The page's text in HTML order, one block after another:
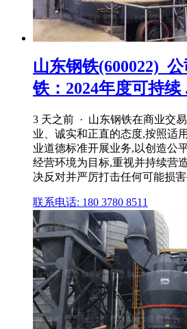
山东钢铁(600022)_
铁：2024年度可持续
3 天之前 · 山东钢铁在商业交
业、诚实和正直的态度,按照适
业道德标准开展业务,以创造公
经营环境为目标,重视并持续营
决反对并严厉打击任何可能损
联系电话: 180 3780 8511